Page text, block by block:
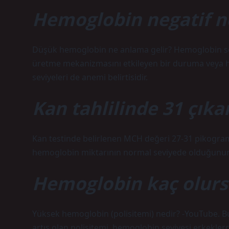
Hemoglobin negatif
Düşük hemoglobin ne anlama gelir? Hemoglobin
üretme mekanizmasını etkileyen bir duruma
seviyeleri de anemi belirtisidir.
Kan tahlilinde 31
Kan testinde belirlenen MCH değeri 27-31
hemoglobin miktarının normal seviyede
Hemoglobin kaç
Yüksek hemoglobin (polisitemi) nedir? -YouTube.